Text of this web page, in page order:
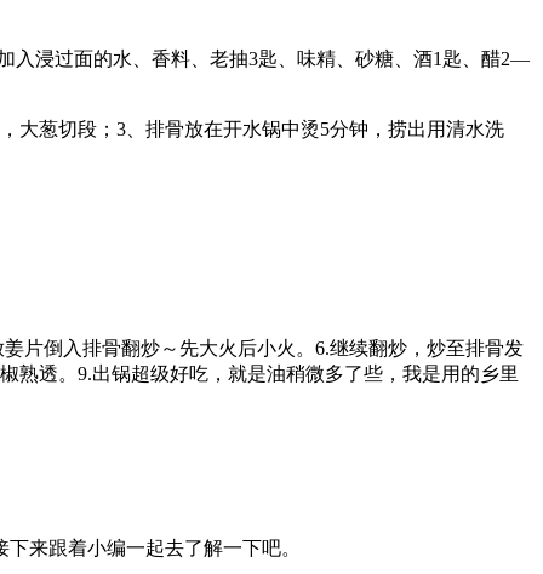
入浸过面的水、香料、老抽3匙、味精、砂糖、酒1匙、醋2—
大葱切段；3、排骨放在开水锅中烫5分钟，捞出用清水洗
片倒入排骨翻炒～先大火后小火。6.继续翻炒，炒至排骨发
熟透。9.出锅超级好吃，就是油稍微多了些，我是用的乡里
来跟着小编一起去了解一下吧。